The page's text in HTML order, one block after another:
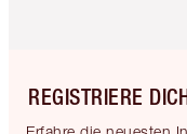
REGISTRIERE